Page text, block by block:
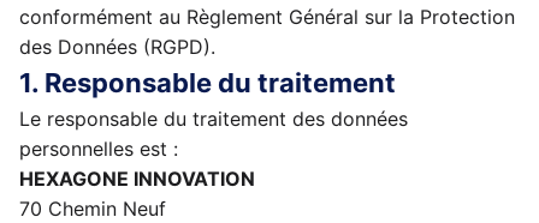
conformément au Règlement Général sur la Protection
des Données (RGPD).
1. Responsable du traitement
Le responsable du traitement des données
personnelles est :
HEXAGONE INNOVATION
70 Chemin Neuf